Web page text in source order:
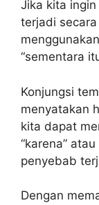
Jika kita
terjadi
“sementara
Konjungsi
menyatakan
kita dapat
“karena”
penyebab
Dengan